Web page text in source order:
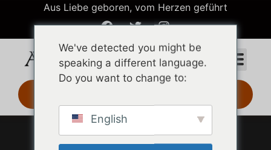
Aus Liebe geboren, vom Herzen geführt
We've detected you might be
speaking a different language.
Do you want to change to:
English